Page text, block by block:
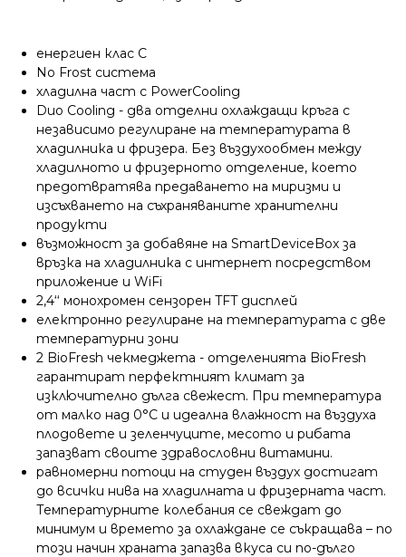
енергиен клас C
No Frost система
хладилна част с PowerCooling
Duo Cooling - два отделни охлаждащи кръга с
независимо регулиране на температурата в
хладилника и фризера. Без въздухообмен между
хладилното и фризерното отделение, което
предотвратява предаването на миризми и
изсъхването на съхраняваните хранителни
продукти
възможност за добавяне на SmartDeviceBox за
връзка на хладилника с интернет посредством
приложение и WiFi
2,4‘‘ монохромен сензорен TFT дисплей
електронно регулиране на температурата с две
температурни зони
2 BioFresh чекмеджета - oтделенията BioFresh
гарантират перфектният климат за
изключително дълга свежест. При температура
от малко над 0°C и идеална влажност на въздуха
плодовете и зеленчуците, месото и рибата
запазват своите здравословни витамини.
равномерни потоци на студен въздух достигат
до всички нива на хладилната и фризерната част.
Температурните колебания се свеждат до
минимум и времето за охлаждане се съкращава – по
този начин храната запазва вкуса си по-дълго